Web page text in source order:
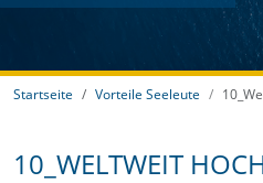
Startseite Vorteile Seeleute
10_WELTWEIT